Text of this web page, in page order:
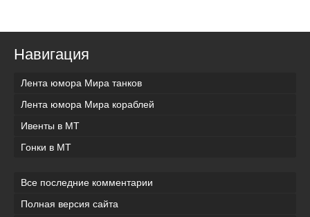
Навигация
Лента юмора Мира танков
Лента юмора Мира кораблей
Ивенты в МТ
Гонки в МТ
Все последние комментарии
Полная версия сайта